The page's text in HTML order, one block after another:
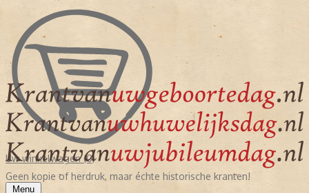
Uw winkelwagen (0)
Geen kopie of herdruk, maar échte historische kranten!
Menu